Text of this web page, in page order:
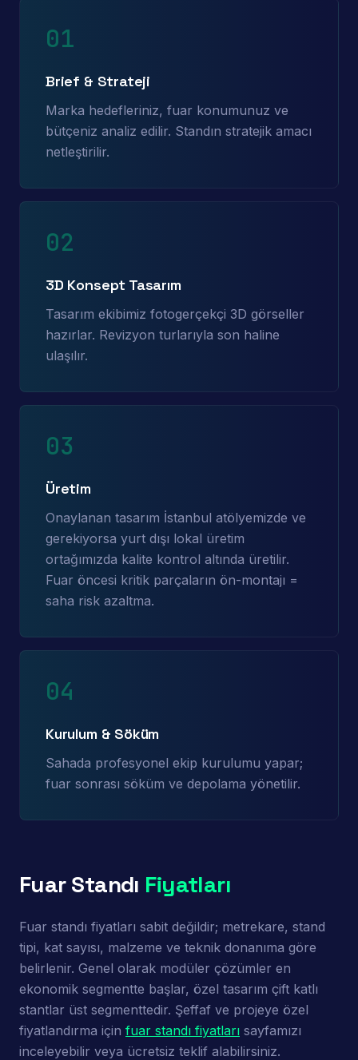
01
Brief & Strateji
Marka hedefleriniz, fuar konumunuz ve
bütçeniz analiz edilir. Standın stratejik amacı
netleştirilir.
02
3D Konsept Tasarım
Tasarım ekibimiz fotogerçekçi 3D görseller
hazırlar. Revizyon turlarıyla son haline
ulaşılır.
03
Üretim
Onaylanan tasarım İstanbul atölyemizde ve
gerekiyorsa yurt dışı lokal üretim
ortağımızda kalite kontrol altında üretilir.
Fuar öncesi kritik parçaların ön-montajı =
saha risk azaltma.
04
Kurulum & Söküm
Sahada profesyonel ekip kurulumu yapar;
fuar sonrası söküm ve depolama yönetilir.
Fuar Standı Fiyatları
Fuar standı fiyatları sabit değildir; metrekare, stand
tipi, kat sayısı, malzeme ve teknik donanıma göre
belirlenir. Genel olarak modüler çözümler en
ekonomik segmentte başlar, özel tasarım çift katlı
stantlar üst segmenttedir. Şeffaf ve projeye özel
fiyatlandırma için fuar standı fiyatları sayfamızı
inceleyebilir veya ücretsiz teklif alabilirsiniz.